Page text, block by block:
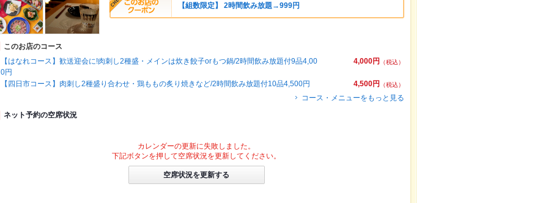
【組数限定】 2時間飲み放題→999円
このお店のコース
4,000円
（税込）
【はなれコース】歓送迎会に!肉刺し2種盛・メインは炊き餃子orもつ鍋/2時間飲み放題付9品4,00
0円
4,500円
（税込）
【四日市コース】肉刺し2種盛り合わせ・鶏ももの炙り焼きなど/2時間飲み放題付10品4,500円
コース・メニューをもっと見る
ネット予約の空席状況
カレンダーの更新に失敗しました。
下記ボタンを押して空席状況を更新してください。
空席状況を更新する